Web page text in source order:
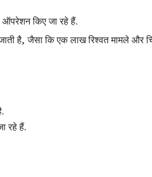
ऑपरेशन किए जा रहे हैं.
है,जैसा कि एक लाख रिश्वत मामले और
रहे हैं.